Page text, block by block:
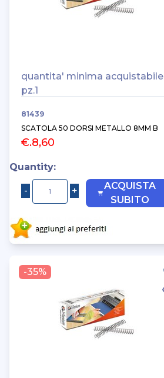
quantita' minima acquistabile
pz.1
81439
SCATOLA 50 DORSI METALLO 8MM B
€.8,60
Quantity:
ACQUISTA
SUBITO
-35%